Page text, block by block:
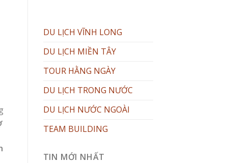
DU LỊCH VĨNH LONG
DU LỊCH MIỀN TÂY
TOUR HẰNG NGÀY
DU LỊCH TRONG NƯỚC
DU LỊCH NƯỚC NGOÀI
TEAM BUILDING
TIN MỚI NHẤT